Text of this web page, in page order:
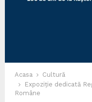
Acasa
Cultură
Expoziție dedicată
Române